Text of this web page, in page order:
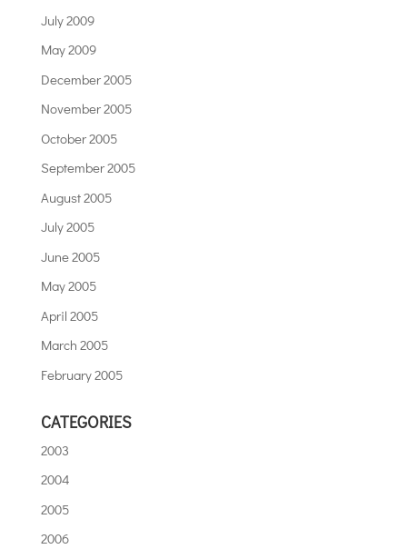
July 2009
May 2009
December 2005
November 2005
October 2005
September 2005
August 2005
July 2005
June 2005
May 2005
April 2005
March 2005
February 2005
CATEGORIES
2003
2004
2005
2006